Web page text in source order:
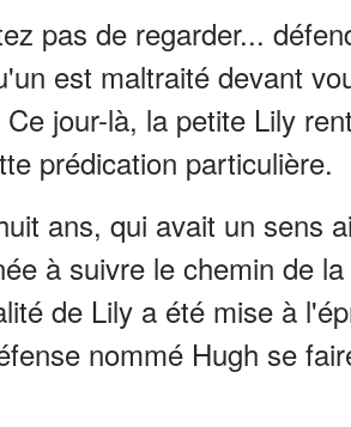
pas de regarder...
est maltraité devant
jour-là, la petite Lily
prédication particulière.
ans, qui avait un sens
à suivre le chemin de
de Lily a été mise à
nommé Hugh se